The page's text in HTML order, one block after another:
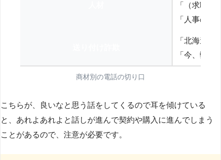
「（求職
「人事の方
「北海道
「今、弊
商材別の電話の切り口
こちらが、良いなと思う話をしてくるので耳を傾けている
と、あれよあれよと話しが進んで契約や購入に進んでしまう
ことがあるので、注意が必要です。